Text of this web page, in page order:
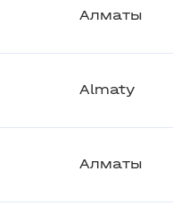
Алматы
Almaty
Алматы